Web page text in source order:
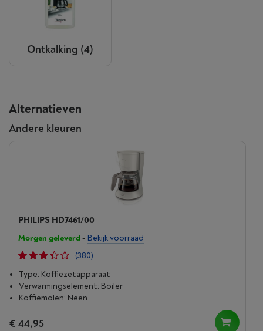
Ontkalking (4)
Alternatieven
Andere kleuren
PHILIPS HD7461/00
Morgen geleverd- Bekijk voorraad
(380)
Type: Koffiezetapparaat
Verwarmingselement: Boiler
Koffiemolen: Neen
€ 44,95